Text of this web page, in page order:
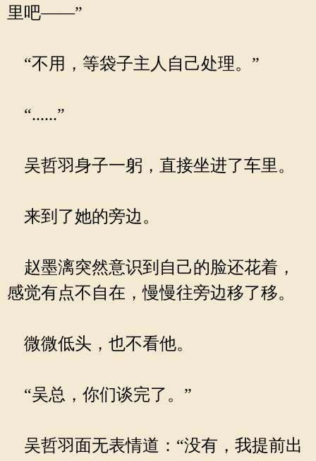
里吧——”
“不用，等袋子主人自己处理。”
“......”
吴哲羽身子一躬，直接坐进了车里。
来到了她的旁边。
赵墨漓突然意识到自己的脸还花着，
感觉有点不自在，慢慢往旁边移了移。
微微低头，也不看他。
“吴总，你们谈完了。”
吴哲羽面无表情道：“没有，我提前出